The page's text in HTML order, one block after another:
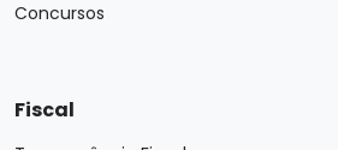
Concursos
Fiscal